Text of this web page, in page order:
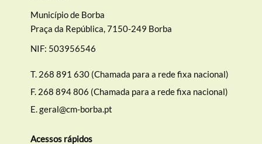
Município de Borba
Praça da República, 7150-249 Borba
NIF: 503956546
T. 268 891 630 (Chamada para a rede fixa nacional)
F. 268 894 806 (Chamada para a rede fixa nacional)
E.geral@cm-borba.pt
Acessos rápidos